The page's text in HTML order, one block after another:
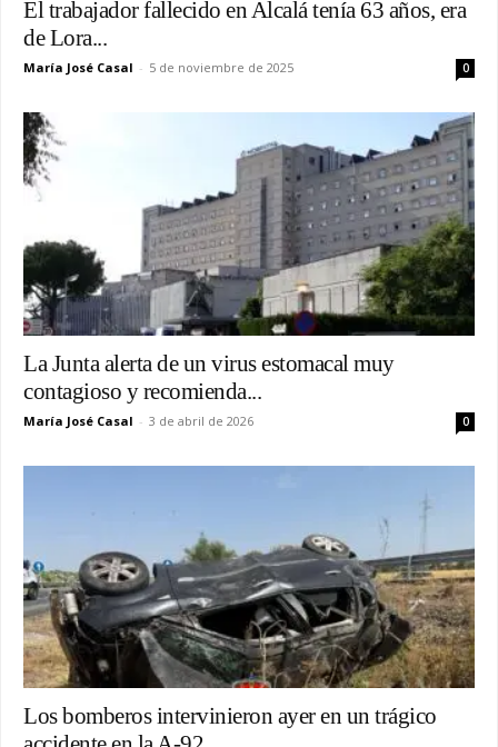
El trabajador fallecido en Alcalá tenía 63 años, era
de Lora...
María José Casal - 5 de noviembre de 2025 0
La Junta alerta de un virus estomacal muy
contagioso y recomienda...
María José Casal - 3 de abril de 2026 0
Los bomberos intervinieron ayer en un trágico